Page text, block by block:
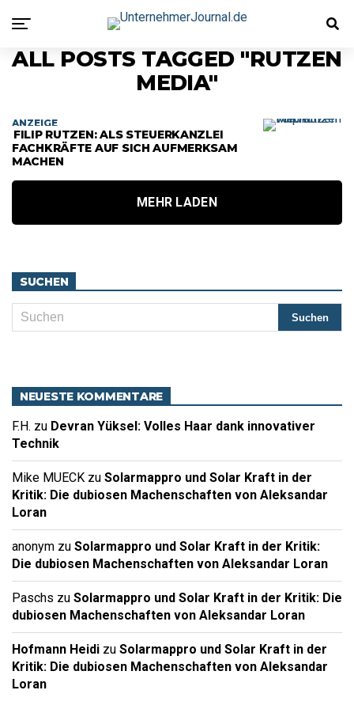
ALL POSTS TAGGED "RUTZEN
MEDIA"
ANZEIGE
FILIP RUTZEN: ALS STEUERKANZLEI
FACHKRÄFTE AUF SICH AUFMERKSAM
MACHEN
MEHR LADEN
SUCHEN
NEUESTE KOMMENTARE
F.H. zu Devran Yüksel: Volles Haar dank innovativer
Technik
Mike MUECK zu Solarmappro und Solar Kraft in der
Kritik: Die dubiosen Machenschaften von Aleksandar
Loran
anonym zu Solarmappro und Solar Kraft in der Kritik:
Die dubiosen Machenschaften von Aleksandar Loran
Paschs zu Solarmappro und Solar Kraft in der Kritik: Die
dubiosen Machenschaften von Aleksandar Loran
Hofmann Heidi zu Solarmappro und Solar Kraft in der
Kritik: Die dubiosen Machenschaften von Aleksandar
Loran